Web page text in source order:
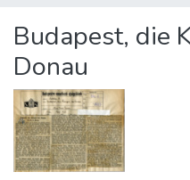
About us
Budapest, die
Donau